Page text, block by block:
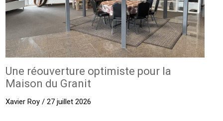
Une réouverture optimiste pour la
Maison du Granit
Xavier Roy / 27 juillet 2026